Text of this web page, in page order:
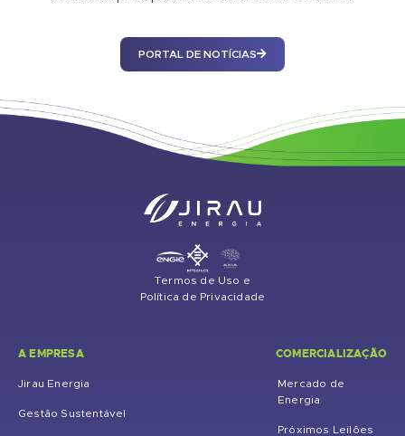
PORTAL DE NOTÍCIAS
Termos de Uso e
Política de Privacidade
A EMPRESA
Jirau Energia
Gestão Sustentável
COMERCIALIZAÇÃO
Mercado de
Energia
Próximos Leilões